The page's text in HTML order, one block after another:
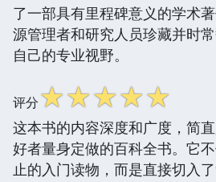
了一部具有里程碑意义的学术
源管理者和研究人员珍藏并时
自己的专业视野。
评分☆☆☆☆☆
这本书的内容深度和广度，简
好者量身定做的百科全书。它
止的入门读物，而是直接切入